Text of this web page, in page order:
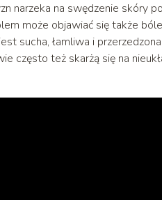
narzeka na swędzenie skóry
może objawiać się także
sucha, łamliwa i
często też skarżą się na